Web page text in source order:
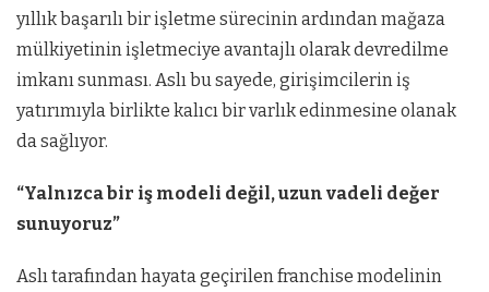
yıllık başarılı bir işletme sürecinin ardından mağaza
mülkiyetinin işletmeciye avantajlı olarak devredilme
imkanı sunması. Aslı bu sayede, girişimcilerin iş
yatırımıyla birlikte kalıcı bir varlık edinmesine olanak
da sağlıyor.
“Yalnızca bir iş modeli değil, uzun vadeli değer
sunuyoruz”
Aslı tarafından hayata geçirilen franchise modelinin